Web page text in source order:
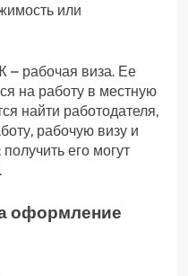
или
– рабочая виза. Ее
на работу в местную
найти работодателя,
рабочую визу и
его могут
оформление